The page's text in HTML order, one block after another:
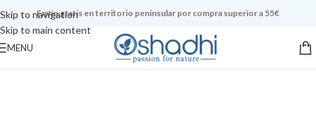
Skip to navigation
Skip to main content
Envío gratis en territorio peninsular por compra superior a 55€
MENU